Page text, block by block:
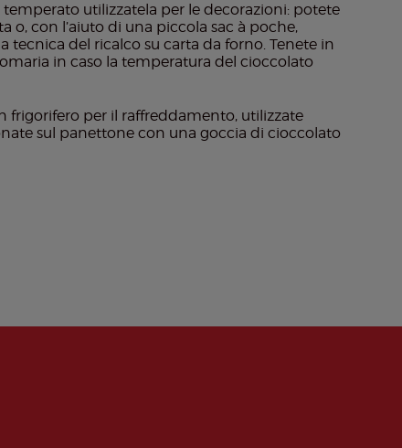
temperato utilizzatela per le decorazioni: potete
o, con l’aiuto di una piccola sac à poche,
tecnica del ricalco su carta da forno. Tenete in
in caso la temperatura del cioccolato
frigorifero per il raffreddamento, utilizzate
sul panettone con una goccia di cioccolato